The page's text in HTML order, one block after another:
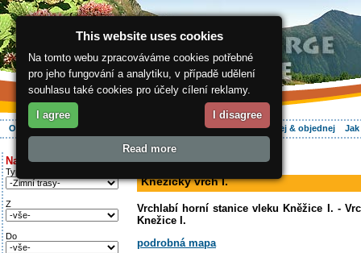
O regionu Aktivně Ubytování Hledej & objednej
Najděte si:
Typ trati
Z
Do
ergis.cz>
Kněžický vrch I.
Vrchlabí horní stanice vleku Kněžice I. -
Knežice I.
podrobná mapa
This website uses cookies
Na tomto webu zpracováváme cookies potřebné
pro jeho fungování a analytiku, v případě udělení
souhlasu také cookies pro účely cílení reklamy.
I agree I disagree
Read more